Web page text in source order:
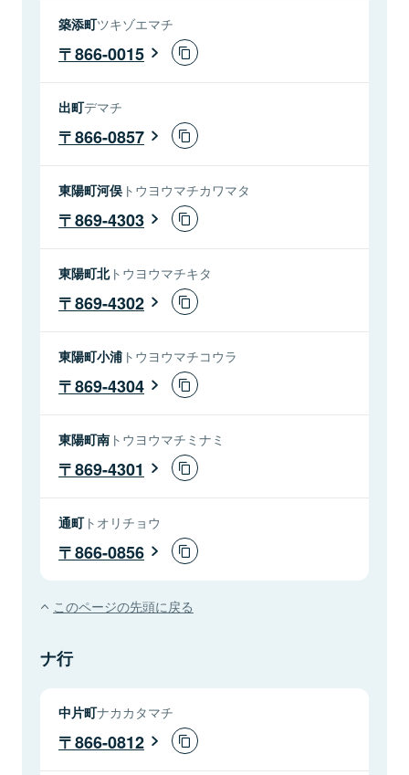
築添町ツキゾエマチ
866-0015
出町デマチ
866-0857
東陽町河俣トウヨウマチカワマタ
869-4303
東陽町北トウヨウマチキタ
869-4302
東陽町小浦 トウヨウマチコウラ
869-4304
東陽町南 トウヨウマチミナミ
869-4301
通町トオリチョウ
866-0856
このページの先頭に戻る
ナ行
中片町ナカカタマチ
866-0812